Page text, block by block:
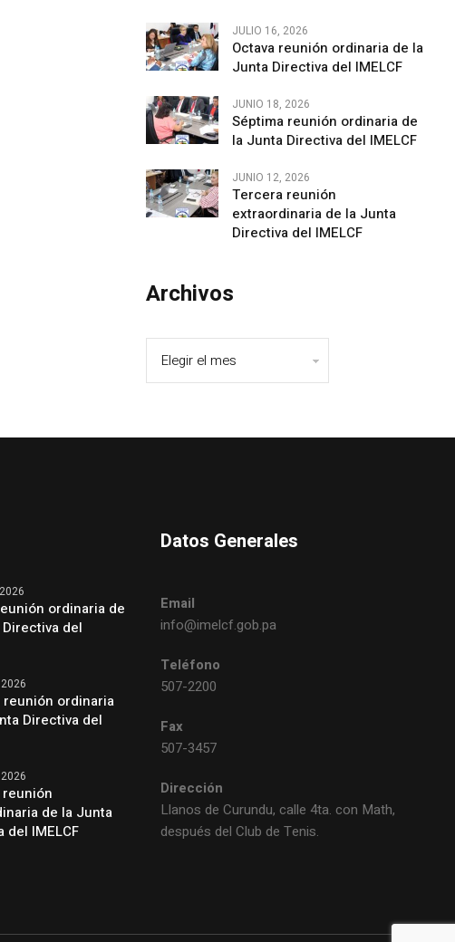
JULIO 16, 2026
Octava reunión ordinaria de la
Junta Directiva del IMELCF
JUNIO 18, 2026
Séptima reunión ordinaria de
la Junta Directiva del IMELCF
JUNIO 12, 2026
Tercera reunión
extraordinaria de la Junta
Directiva del IMELCF
Archivos
ordinaria de
del
reunión ordinaria
Directiva del
de la Junta
del IMELCF
Datos Generales
Email
info@imelcf.gob.pa
Teléfono
507-2200
Fax
507-3457
Dirección
Llanos de Curundu, calle 4ta. con Math,
después del Club de Tenis.